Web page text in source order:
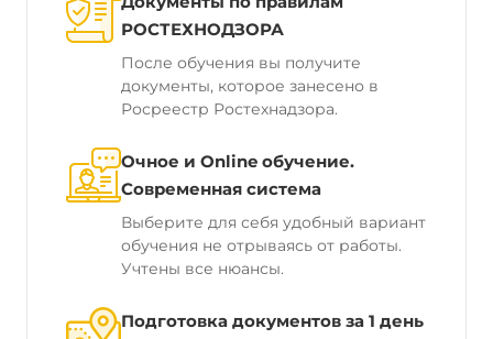
РОСТЕХНОДЗОРА
После обучения вы получите
документы, которое занесено в
Росреестр Ростехнадзора.
Очное и Online обучение.
Современная система
Выберите для себя удобный вариант
обучения не отрываясь от работы.
Учтены все нюансы.
Подготовка документов за 1 день